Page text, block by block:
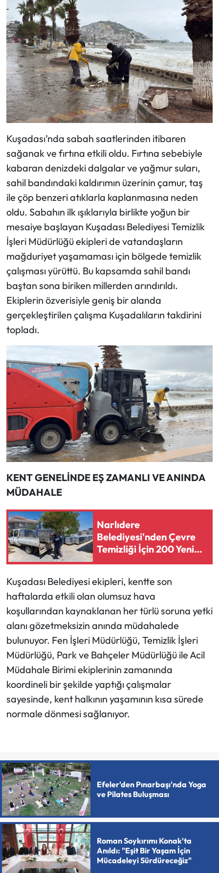
Kuşadası’nda sabah saatlerinden itibaren
sağanak ve fırtına etkili oldu. Fırtına sebebiyle
kabaran denizdeki dalgalar ve yağmur suları,
sahil bandındaki kaldırımın üzerinin çamur, taş
ile çöp benzeri atıklarla kaplanmasına neden
oldu. Sabahın ilk ışıklarıyla birlikte yoğun bir
mesaiye başlayan Kuşadası Belediyesi Temizlik
İşleri Müdürlüğü ekipleri de vatandaşların
mağduriyet yaşamaması için bölgede temizlik
çalışması yürüttü. Bu kapsamda sahil bandı
baştan sona biriken millerden arındırıldı.
Ekiplerin özverisiyle geniş bir alanda
gerçekleştirilen çalışma Kuşadalıların takdirini
topladı.
KENT GENELİNDE EŞ ZAMANLI VE ANINDA
MÜDAHALE
Narlıdere
Belediyesi'nden Çevre
Temizliği İçin 200 Yeni
Çöp Konteyneri
Kuşadası Belediyesi ekipleri, kentte son
haftalarda etkili olan olumsuz hava
koşullarından kaynaklanan her türlü soruna yetki
alanı gözetmeksizin anında müdahalede
bulunuyor. Fen İşleri Müdürlüğü, Temizlik İşleri
Müdürlüğü, Park ve Bahçeler Müdürlüğü ile Acil
Müdahale Birimi ekiplerinin zamanında
koordineli bir şekilde yaptığı çalışmalar
sayesinde, kent halkının yaşamının kısa sürede
normale dönmesi sağlanıyor.
Efeler'den Pınarbaşı'nda Yoga
ve Pilates Buluşması
Roman Soykırımı Konak'ta
Anıldı: "Eşit Bir Yaşam İçin
Mücadeleyi Sürdüreceğiz"